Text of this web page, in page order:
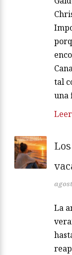
tal
una
La